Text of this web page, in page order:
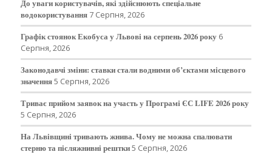
До уваги користувачів, які здійснюють спеціальне
водокористування 7 Серпня, 2026
Графік стоянок Екобуса у Львові на серпень 2026 року 6
Серпня, 2026
Законодавчі зміни: ставки стали водними об’єктами місцевого
значення5 Серпня, 2026
Триває прийом заявок на участь у Програмі ЄС LIFE 2026 року
5 Серпня, 2026
На Львівщині тривають жнива. Чому не можна спалювати
стерню та післяжнивні рештки5 Серпня, 2026